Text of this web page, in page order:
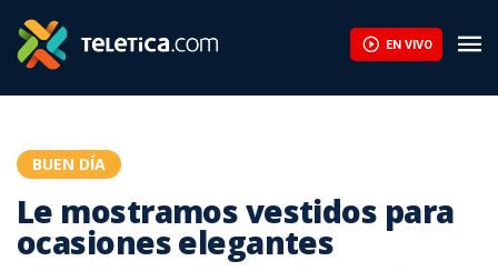
EN VIVO
BUEN DÍA
Le mostramos vestidos para
ocasiones elegantes